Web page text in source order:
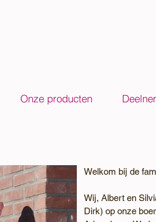
Welkom bij de
Wij, Albert en
Dirk) op onze
Onze producten